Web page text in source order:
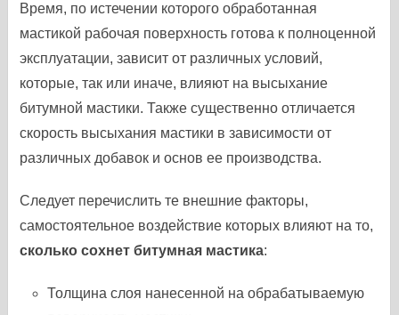
Время, по истечении которого обработанная
мастикой рабочая поверхность готова к полноценной
эксплуатации, зависит от различных условий,
которые, так или иначе, влияют на высыхание
битумной мастики. Также существенно отличается
скорость высыхания мастики в зависимости от
различных добавок и основ ее производства.
Следует перечислить те внешние факторы,
самостоятельное воздействие которых влияют на то,
сколько сохнет битумная мастика:
Толщина слоя нанесенной на обрабатываемую